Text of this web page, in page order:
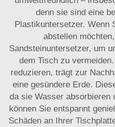
denn sie sind eine
Plastikuntersetzer. Wenn
abstellen
Sandsteinuntersetzer, um
dem Tisch zu
reduzieren, trägt zur
eine gesündere Erde.
da sie Wasser absorbieren
können Sie entspannt
Schäden an Ihrer